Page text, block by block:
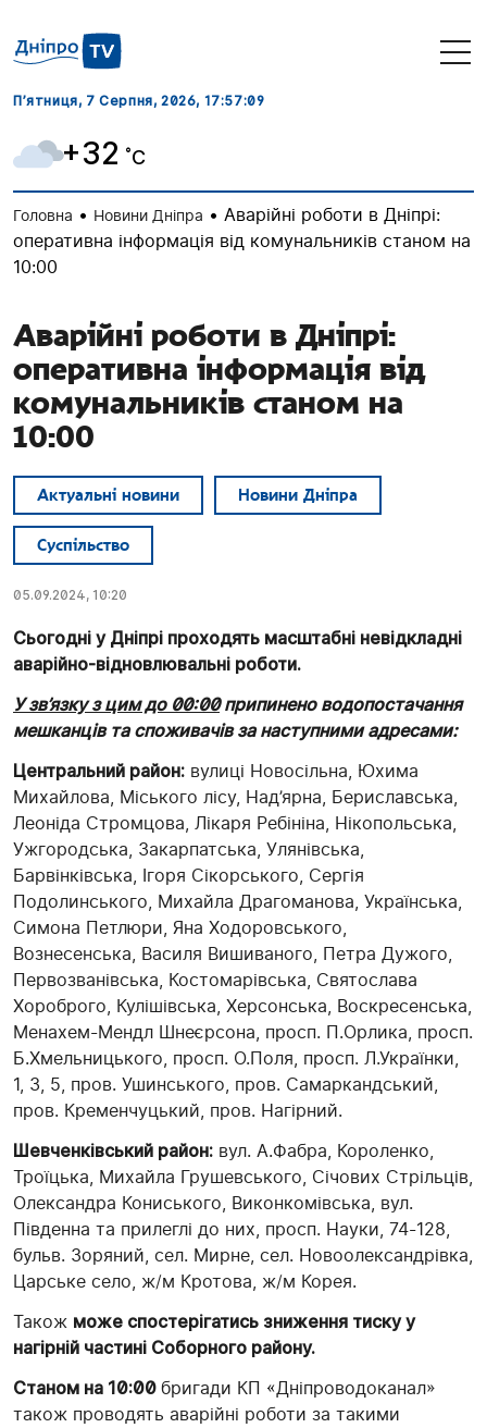
П’ятниця, 7 Серпня, 2026, 17:57:09
+32 ˚C
Головна • Новини Дніпра • Аварійні роботи в Дніпрі:
оперативна інформація від комунальників станом на
10:00
Аварійні роботи в Дніпрі:
оперативна інформація від
комунальників станом на
10:00
Актуальні новини Новини Дніпра
Суспільство
05.09.2024, 10:20
Сьогодні у Дніпрі проходять масштабні невідкладні
аварійно-відновлювальні роботи.
У зв’язку з цим до 00:00припинено водопостачання
мешканців та споживачів за наступними адресами:
Центральний район: вулиці Новосільна, Юхима
Михайлова, Міського лісу, Над’ярна, Бериславська,
Леоніда Стромцова, Лікаря Ребініна, Нікопольська,
Ужгородська, Закарпатська, Улянівська,
Барвінківська, Ігоря Сікорського, Сергія
Подолинського, Михайла Драгоманова, Українська,
Симона Петлюри, Яна Ходоровського,
Вознесенська, Василя Вишиваного, Петра Дужого,
Первозванівська, Костомарівська, Святослава
Хороброго, Кулішівська, Херсонська, Воскресенська,
Менахем-Мендл Шнеєрсона, просп. П.Орлика, просп.
Б.Хмельницького, просп. О.Поля, просп. Л.Українки,
1, 3, 5, пров. Ушинського, пров. Самаркандський,
пров. Кременчуцький, пров. Нагірний.
Шевченківський район: вул. А.Фабра, Короленко,
Троїцька, Михайла Грушевського, Січових Стрільців,
Олександра Кониського, Виконкомівська, вул.
Південна та прилеглі до них, просп. Науки, 74-128,
бульв. Зоряний, сел. Мирне, сел. Новоолександрівка,
Царське село, ж/м Кротова, ж/м Корея.
Також може спостерігатись зниження тиску у
нагірній частині Соборного району.
Станом на 10:00 бригади КП «Дніпроводоканал»
також проводять аварійні роботи за такими